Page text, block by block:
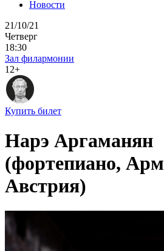
Новости
21/10/21
Четверг
18:30
Зал филармонии
12+
Купить билет
Нарэ Аргаманян
(фортепиано,
Австрия)